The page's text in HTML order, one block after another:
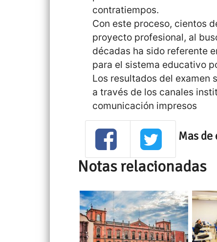
contratiempos.
Con este proceso, cientos
proyecto profesional, al
décadas ha sido referente
para el sistema educativo
Los resultados del examen
a través de los canales
comunicación impresos
Mas de
Notas relacionadas